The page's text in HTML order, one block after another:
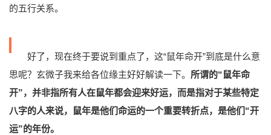
的五行关系。
好了，现在终于要说到重点了，这“鼠年命开”到底是什么意
思呢？玄微子我来给各位缘主好好解读一下。 所谓的“鼠年命
开”，并非指所有人在鼠年都会迎来好运，而是指对于某些特定
八字的人来说，鼠年是他们命运的一个重要转折点，是他们“开
运”的年份。